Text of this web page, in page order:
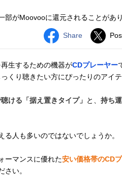
がMoovooに還元されることがあり
Share
生するための機器がCDプレーヤー
くり聴きたい方にぴったりのアイテ
ける「据え置きタイプ」 と、 持ち
る人も多いのではないでしょうか。
ーマンスに優れた安い価格帯のCD
い。